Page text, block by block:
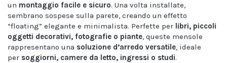
un montaggio facile e sicuro. Una volta installate,
sembrano sospese sulla parete, creando un effetto
“floating” elegante e minimalista. Perfette per libri, piccoli
oggetti decorativi, fotografie o piante, queste mensole
rappresentano una soluzione d’arredo versatile, ideale
per soggiorni, camere da letto, ingressi o studi.